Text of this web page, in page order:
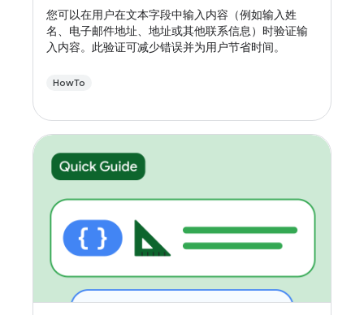
您可以在用户在文本字段中输入内容（例如输入姓
名、电子邮件地址、地址或其他联系信息）时验证输
入内容。此验证可减少错误并为用户节省时间。
HowTo